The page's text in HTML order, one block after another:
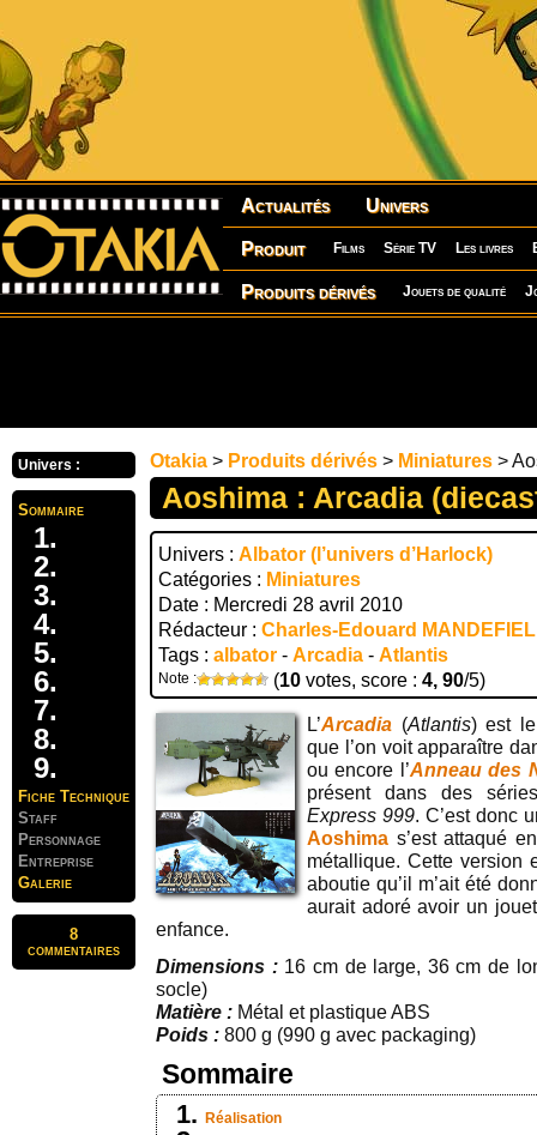
Actualités Univers
Produit Films Série TV Les livres
Produits dérivés Jouets de qualité
Univers :
Sommaire
Fiche Technique
Staff
Personnage
Entreprise
Galerie
8
commentaires
Otakia > Produits dérivés > Miniatures >
Aoshima : Arcadia
Univers : Albator (l’univers d’Harlock)
Catégories : Miniatures
Date : Mercredi 28 avril 2010
Rédacteur : Charles-Edouard
Tags : albator - Arcadia - Atlantis
Note : (10 votes, score : 4, 90/5)
L’Arcadia (Atlantis) est le
que l’on voit apparaître
ou encore l’Anneau des
présent dans des
Express 999. C’est donc
Aoshima s’est attaqué
métallique. Cette version
aboutie qu’il m’ait été
aurait adoré avoir un
enfance.
Dimensions :16 cm de large, 36 cm de
socle)
Matière : Métal et plastique ABS
Poids : 800 g (990 g avec packaging)
Sommaire
Réalisation